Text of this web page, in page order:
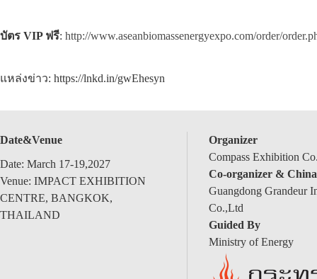
บัตร VIP ฟรี: http://www.aseanbiomassenergyexpo.com/order/
แหล่งข่าว: https://lnkd.in/gwEhesyn
Date&Venue
Date: March 17-19,2027
Venue: IMPACT EXHIBITION
CENTRE, BANGKOK,
THAILAND
Organizer
Compass Exhibition
Co-organizer &
Guangdong Grandeur
Co.,Ltd
Guided By
Ministry of Energy